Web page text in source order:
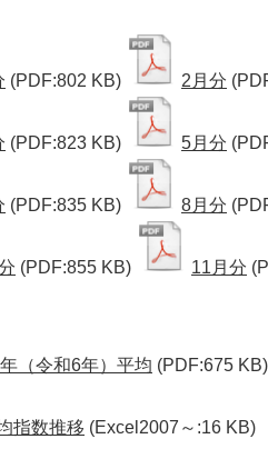
(PDF:802 KB) 2月分
(PDF:823 KB) 5月分
(PDF:835 KB) 8月分
(PDF:855 KB) 11月分
（令和6年）平均 (PDF:675 KB)
指数推移 (Excel2007～:16 KB)